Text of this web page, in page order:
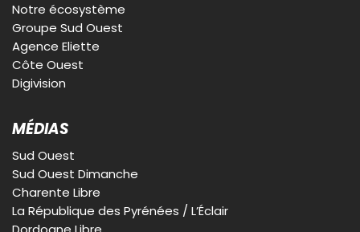
Notre écosystème
Groupe Sud Ouest
Agence Eliette
Côte Ouest
Digivision
MÉDIAS
Sud Ouest
Sud Ouest Dimanche
Charente Libre
La République des Pyrénées / L’Éclair